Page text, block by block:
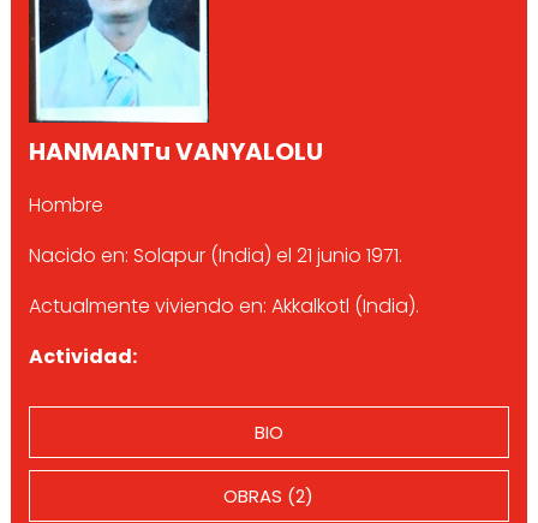
HANMANTu VANYALOLU
Hombre
Nacido en: Solapur (India) el 21 junio 1971.
Actualmente viviendo en: Akkalkotl (India).
Actividad:
BIO
OBRAS (2)